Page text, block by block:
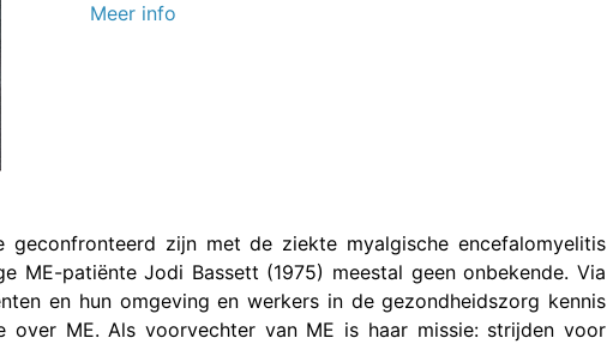
Meer info
geconfronteerd zijn met de ziekte myalgische encefalomyelitis
ME-patiënte Jodi Bassett (1975) meestal geen onbekende. Via
en hun omgeving en werkers in de gezondheidszorg kennis
over ME. Als voorvechter van ME is haar missie: strijden voor